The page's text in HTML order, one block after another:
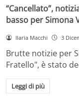
“Cancellato”,
basso per Simona
Ilaria Macchi 3
Brutte notizie per
Fratello", è stato
Leggi di più